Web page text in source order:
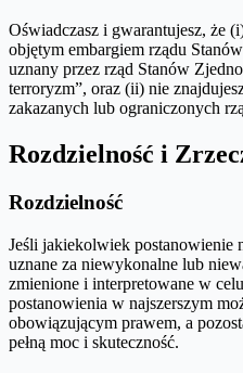
Oświadczasz i gwarantujesz, że
objętym embargiem rządu
uznany przez rząd Stanów
terroryzm”, oraz (ii) nie
zakazanych lub ograniczonych
Rozdzielność i
Rozdzielność
Jeśli jakiekolwiek postanowienie
uznane za niewykonalne lub
zmienione i interpretowane w
postanowienia w najszerszym
obowiązującym prawem, a
pełną moc i skuteczność.